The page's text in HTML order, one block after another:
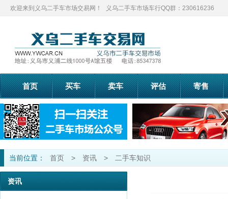
欢迎来到义乌二手车市场交易网！ 义乌二手车市场车行QQ群：230616236
首页 买车 卖车 评估 寄售
当前位置： 首页 > 资讯 > 二手车知识
资讯